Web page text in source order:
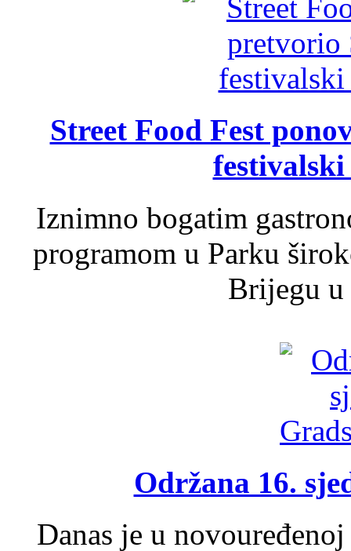
Street Food Fest
Iznimno bogatim
programom u Parku
Brijegu u
Održana 16.
Danas je u